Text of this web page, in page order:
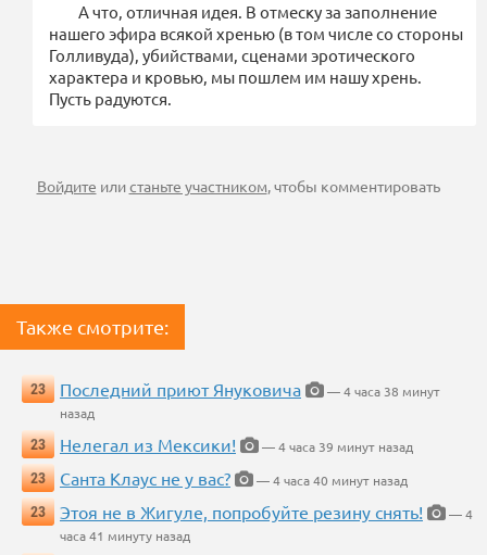
А что, отличная идея. В отмеску за заполнение
нашего эфира всякой хренью (в том числе со стороны
Голливуда), убийствами, сценами эротического
характера и кровью, мы пошлем им нашу хрень.
Пусть радуются.
Войдите илистаньте участником, чтобы комментировать
Также смотрите:
23 Последний приют Януковича
— 4 часа 38 минут
назад
23
Нелегал из Мексики!
— 4 часа 39 минут назад
23
Санта Клаус не у вас?
— 4 часа 40 минут назад
23
Этоя не в Жигуле, попробуйте резину снять!
— 4
часа 41 минуту назад